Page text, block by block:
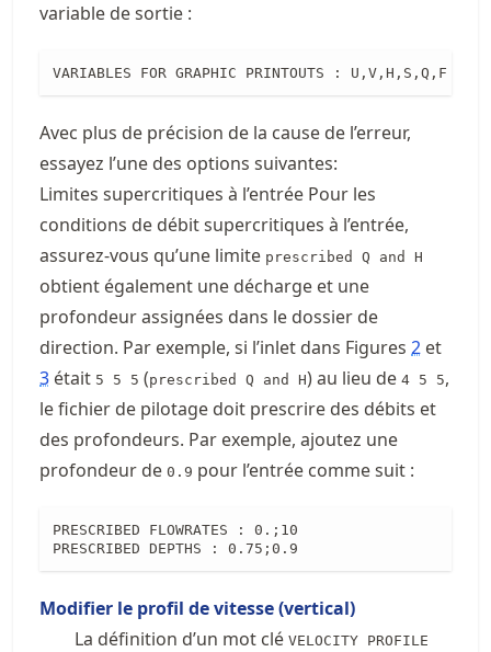
variable de sortie :
VARIABLES FOR GRAPHIC PRINTOUTS : U,V,H,S,Q,F
Avec plus de précision de la cause de l’erreur,
essayez l’une des options suivantes:
Limites supercritiques à l’entrée Pour les
conditions de débit supercritiques à l’entrée,
assurez-vous qu’une limite prescribed Q and H
obtient également une décharge et une
profondeur assignées dans le dossier de
direction. Par exemple, si l’inlet dans Figures 2 et
3 était 5 5 5 (prescribed Q and H) au lieu de 4 5 5,
le fichier de pilotage doit prescrire des débits et
des profondeurs. Par exemple, ajoutez une
profondeur de 0.9 pour l’entrée comme suit :
PRESCRIBED FLOWRATES : 0.;10
PRESCRIBED DEPTHS : 0.75;0.9
Modifier le profil de vitesse (vertical)
La définition d’un mot clé VELOCITY PROFILE